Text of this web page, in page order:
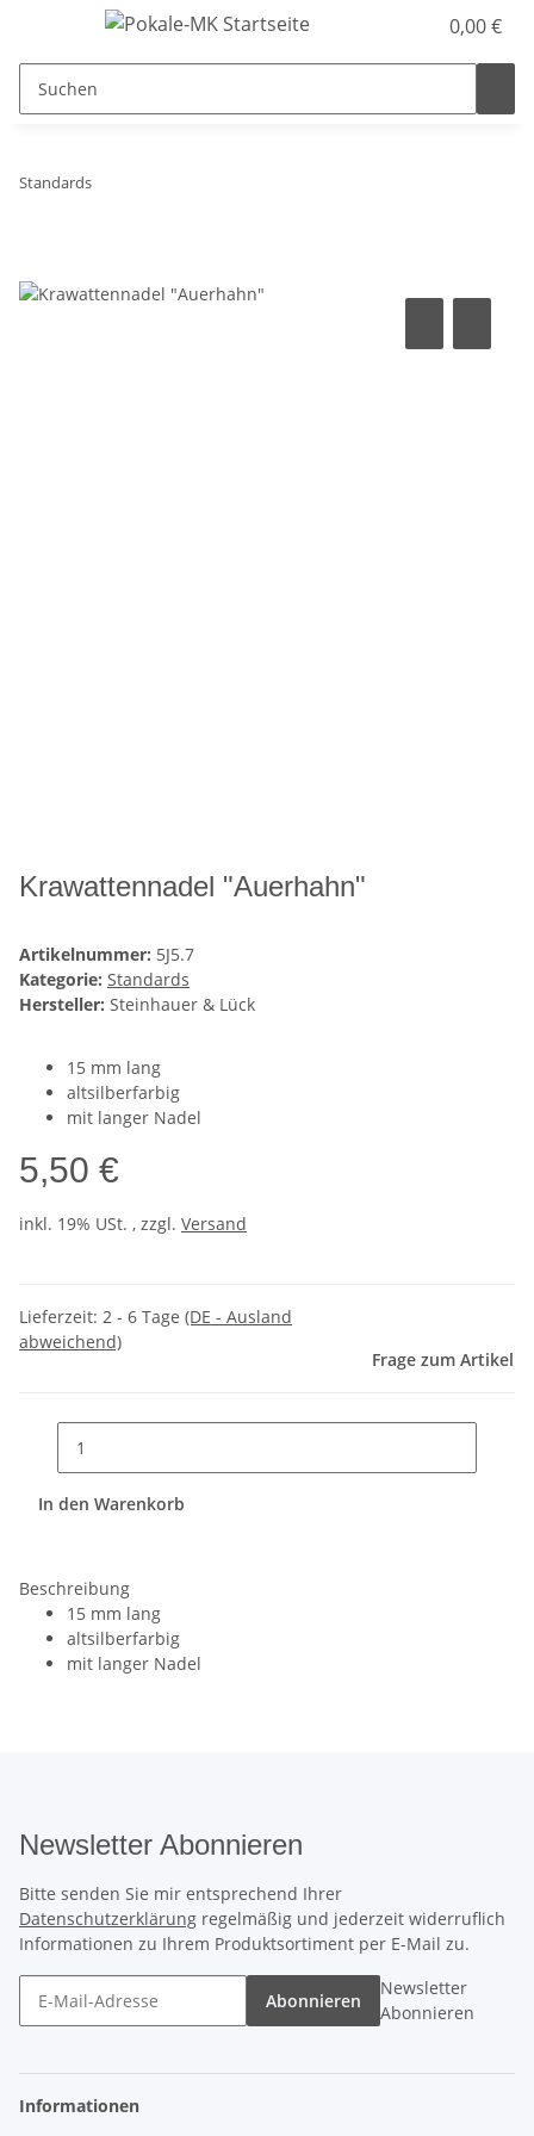
0,00 €
Standards
Krawattennadel "Auerhahn"
Artikelnummer: 5J5.7
Kategorie: Standards
Hersteller: Steinhauer & Lück
15 mm lang
altsilberfarbig
mit langer Nadel
5,50 €
inkl. 19% USt. , zzgl. Versand
Lieferzeit: 2 - 6 Tage (DE - Ausland
abweichend)
Frage zum Artikel
In den Warenkorb
Beschreibung
15 mm lang
altsilberfarbig
mit langer Nadel
Newsletter Abonnieren
Bitte senden Sie mir entsprechend Ihrer
Datenschutzerklärung regelmäßig und jederzeit widerruflich
Informationen zu Ihrem Produktsortiment per E-Mail zu.
Abonnieren
Newsletter
Abonnieren
Informationen